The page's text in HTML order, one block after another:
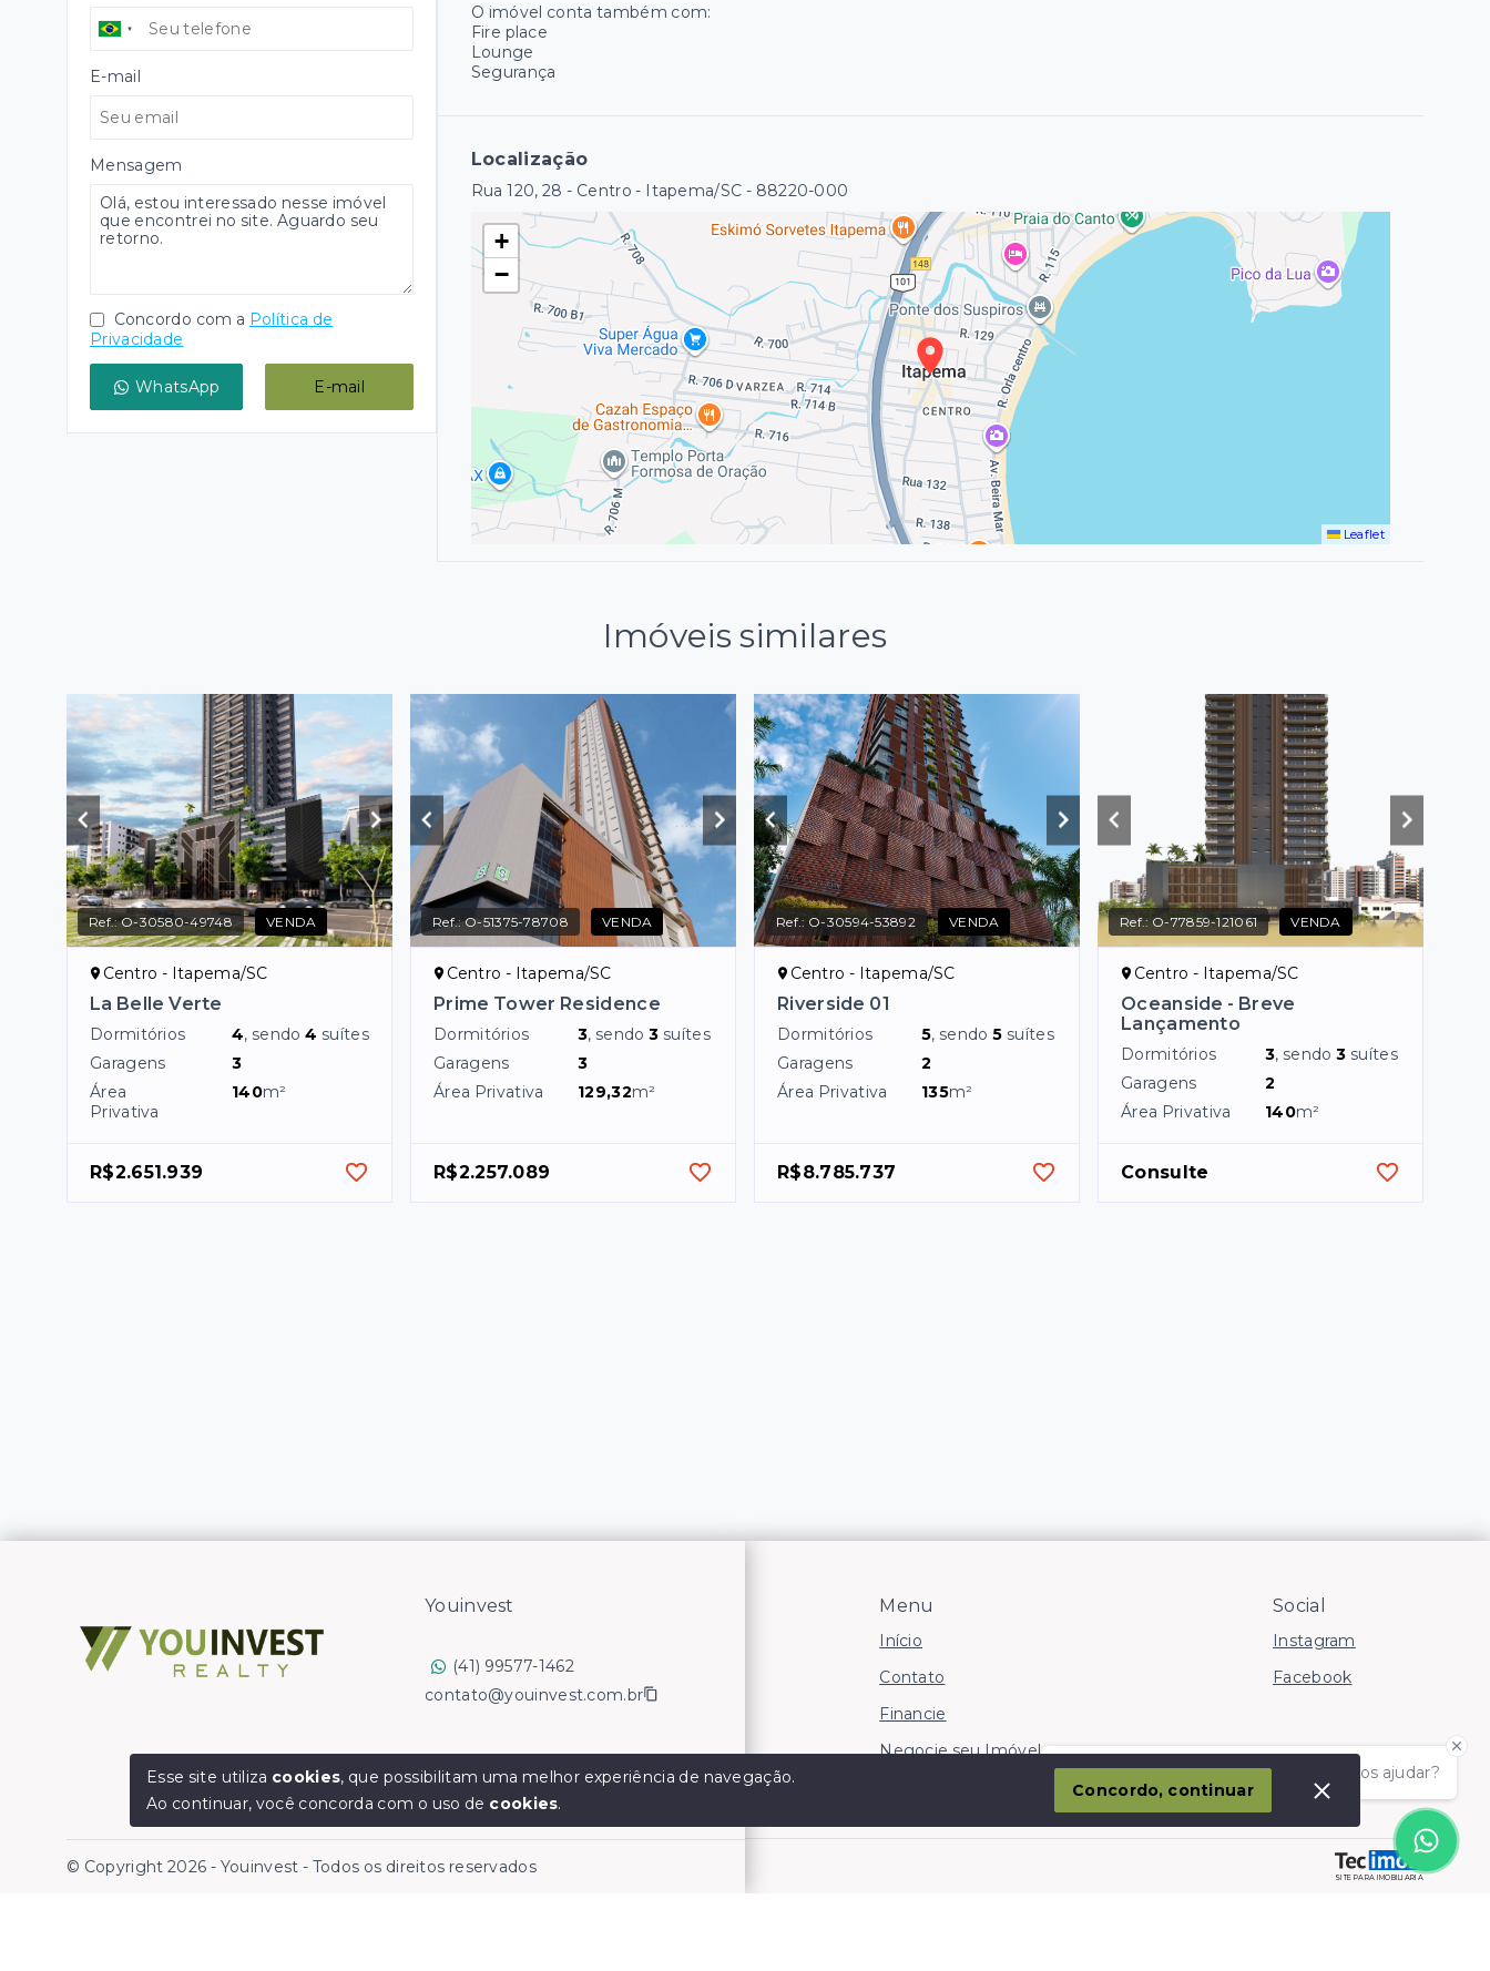
O imóvel conta também com:
Fire place
Lounge
Segurança
Localização
Rua 120, 28 - Centro - Itapema/SC - 88220-000
+
−
Leaflet
E-mail
Mensagem
Concordo com a Política de
Privacidade
WhatsApp E-mail
Imóveis similares
Ref.:O-30580-49748 VENDA
Centro - Itapema/SC
La Belle Verte
Dormitórios 4, sendo4 suítes
Garagens
3
Área
Privativa
140m²
R$2.651.939
Ref.:O-51375-78708 VENDA
Centro - Itapema/SC
Prime Tower Residence
Dormitórios 3, sendo3 suítes
Garagens
3
Área Privativa
129,32m²
R$2.257.089
Ref.: O-30594-53892 VENDA
Centro - Itapema/SC
Riverside 01
Dormitórios 5, sendo5 suítes
Garagens
2
Área Privativa
135m²
R$8.785.737
Ref.: O-77859-121061 VENDA
Centro - Itapema/SC
Oceanside - Breve
Lançamento
Dormitórios 3, sendo3 suítes
Garagens
2
Área Privativa
140m²
Consulte
Olá! somos da Linkmob, como podemos ajudar?
Menu
Início
Contato
Financie
Negocie seu Imóvel
Social
Instagram
Facebook
SITE PARA IMOBILIARIA
Youinvest
(41) 99577-1462
contato@youinvest.com.br
© Copyright 2026 - Youinvest - Todos os direitos reservados
Esse site utiliza cookies, que possibilitam uma melhor experiência de navegação.
Ao continuar, você concorda com o uso de cookies.
Concordo, continuar